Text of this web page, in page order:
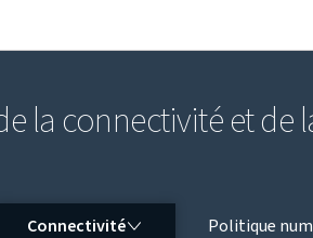
la connectivité et de
Connectivité
CONNECTIVITÉ
Politique